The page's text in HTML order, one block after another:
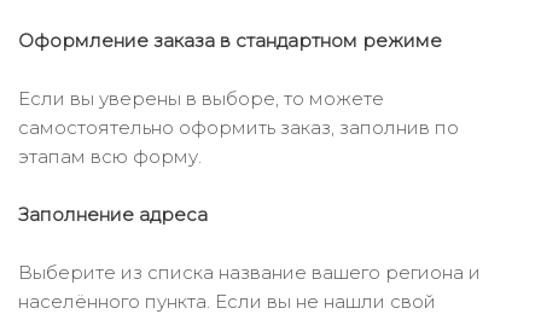
Оформление заказа в стандартном режиме
Если вы уверены в выборе, то можете
самостоятельно оформить заказ, заполнив по
этапам всю форму.
Заполнение адреса
Выберите из списка название вашего региона и
населённого пункта. Если вы не нашли свой